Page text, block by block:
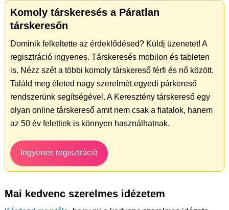
Komoly társkeresés a Páratlan
társkeresőn
Dominik felkeltette az érdeklődésed? Küldj üzenetet! A
regisztráció ingyenes. Társkeresés mobilon és tableten
is. Nézz szét a többi komoly társkereső férfi és nő között.
Találd meg életed nagy szerelmét egyedi párkereső
rendszerünk segítségével. A Keresztény társkereső egy
olyan online társkereső amit nem csak a fiatalok, hanem
az 50 év felettiek is könnyen használhatnak.
Ingyenes regisztráció
Mai kedvenc szerelmes idézetem